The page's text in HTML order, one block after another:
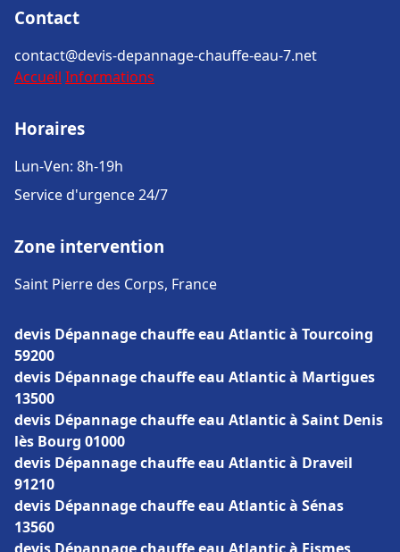
Contact
contact@devis-depannage-chauffe-eau-7.net
Accueil Informations
Horaires
Lun-Ven: 8h-19h
Service d'urgence 24/7
Zone intervention
Saint Pierre des Corps, France
devis Dépannage chauffe eau Atlantic à Tourcoing
59200
devis Dépannage chauffe eau Atlantic à Martigues
13500
devis Dépannage chauffe eau Atlantic à Saint Denis
lès Bourg 01000
devis Dépannage chauffe eau Atlantic à Draveil
91210
devis Dépannage chauffe eau Atlantic à Sénas
13560